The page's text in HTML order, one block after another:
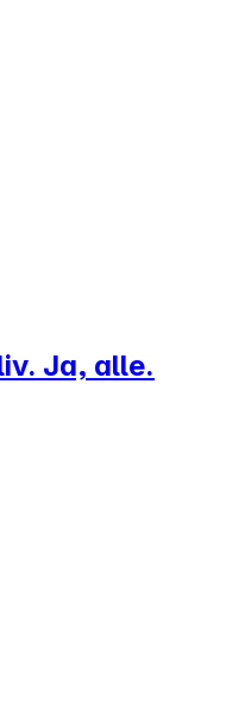
Ja, alle.